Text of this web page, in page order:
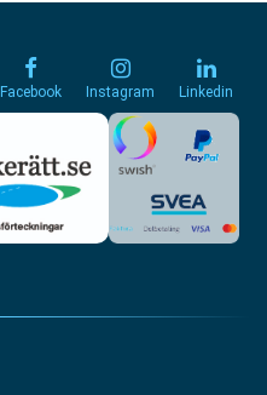
Facebook Instagram Linkedin